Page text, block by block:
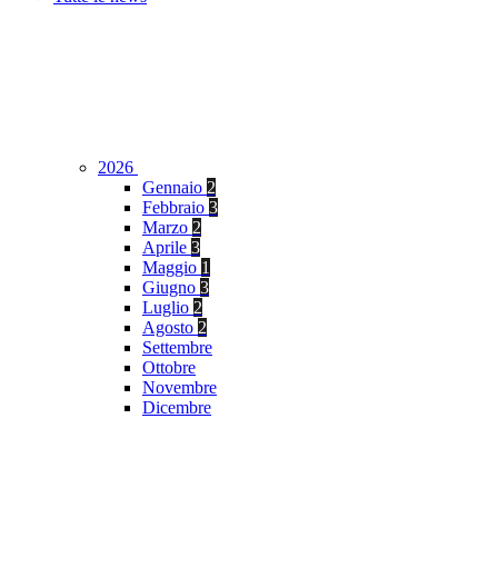
2026
Gennaio 2
Febbraio 3
Marzo 2
Aprile 3
Maggio 1
Giugno 3
Luglio 2
Agosto 2
Settembre
Ottobre
Novembre
Dicembre